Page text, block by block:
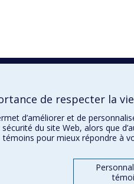
de respecter la
d’améliorer et de
du site Web, alors que
pour mieux répondre à